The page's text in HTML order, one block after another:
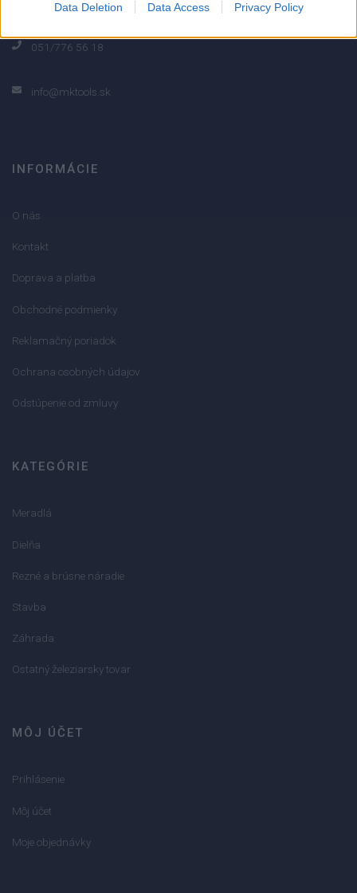
Data Deletion Data Access Privacy Policy
051/776 56 18
info@mktools.sk
INFORMÁCIE
O nás
Kontakt
Doprava a platba
Obchodné podmienky
Reklamačný poriadok
Ochrana osobných údajov
Odstúpenie od zmluvy
KATEGÓRIE
Meradlá
Dielňa
Rezné a brúsne náradie
Stavba
Záhrada
Ostatný železiarsky tovar
MÔJ ÚČET
Prihlásenie
Môj účet
Moje objednávky